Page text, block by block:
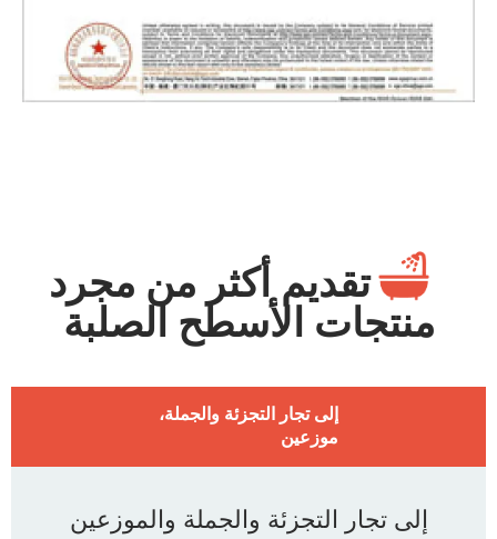
تقديم أكثر من مجرد
منتجات الأسطح الصلبة
إلى تجار التجزئة والجملة،
موزعين
إلى تجار التجزئة والجملة والموزعين